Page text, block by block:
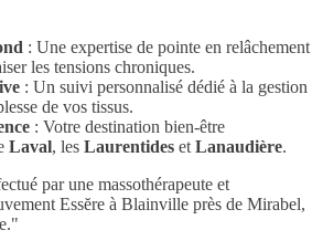
: Une expertise de pointe en relâchement
les tensions chroniques.
: Un suivi personnalisé dédié à la gestion
de vos tissus.
: Votre destination bien-être
Laval, les Laurentides et Lanaudière.